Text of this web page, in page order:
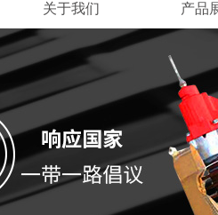
关于我们 产品